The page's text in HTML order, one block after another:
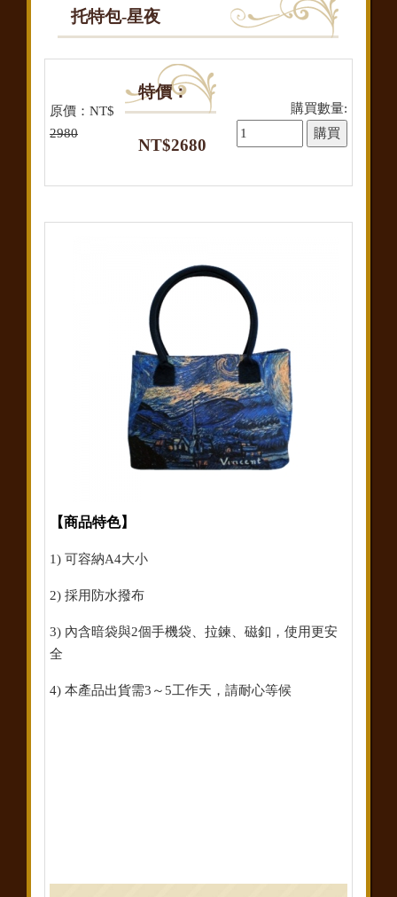
托特包-星夜
原價：NT$
2980
特價：
NT$2680
購買數量:
【商品特色】
1) 可容納A4大小
2) 採用防水撥布
3) 內含暗袋與2個手機袋、拉鍊、磁釦，使用更安
全
4) 本產品出貨需3～5工作天，請耐心等候